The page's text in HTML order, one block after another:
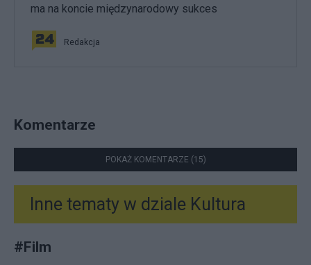
ma na koncie międzynarodowy sukces
Redakcja
Komentarze
POKAŻ KOMENTARZE (15)
Inne tematy w dziale Kultura
#Film